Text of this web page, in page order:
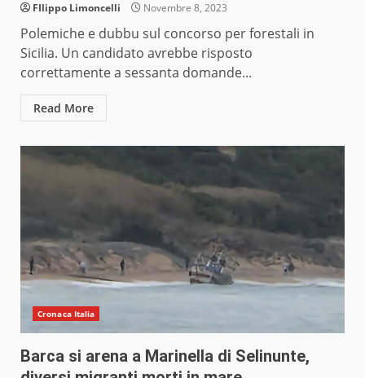
FIlippo Limoncelli Novembre 8, 2023
Polemiche e dubbu sul concorso per forestali in
Sicilia. Un candidato avrebbe risposto
correttamente a sessanta domande...
Read More
Cronaca Italia
Barca si arena a Marinella di Selinunte,